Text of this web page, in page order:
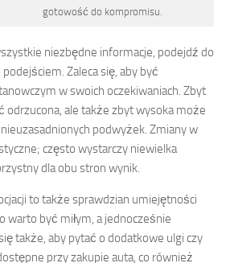
gotowość do kompromisu.
niezbędne informacje, podejdź do
Zaleca się, aby być
w swoich oczekiwaniach. Zbyt
odrzucona, ale także zbyt wysoka może
podwyżek. Zmiany w
często wystarczy niewielka
dla obu stron wynik.
to także sprawdzian umiejętności
warto być miłym, a jednocześnie
także, aby pytać o dodatkowe ulgi czy
przy zakupie auta, co również